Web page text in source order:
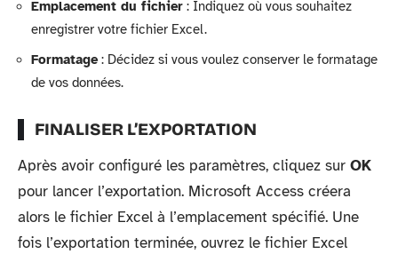
Emplacement du fichier : Indiquez où vous souhaitez
enregistrer votre fichier Excel.
Formatage: Décidez si vous voulez conserver le formatage
de vos données.
FINALISER L’EXPORTATION
Après avoir configuré les paramètres, cliquez sur OK
pour lancer l’exportation. Microsoft Access créera
alors le fichier Excel à l’emplacement spécifié. Une
fois l’exportation terminée, ouvrez le fichier Excel